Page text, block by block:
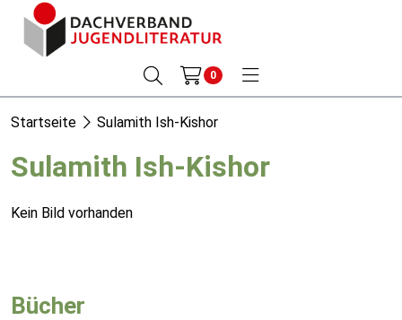
0
Startseite Sulamith Ish-Kishor
Sulamith Ish-Kishor
Kein Bild vorhanden
Bücher